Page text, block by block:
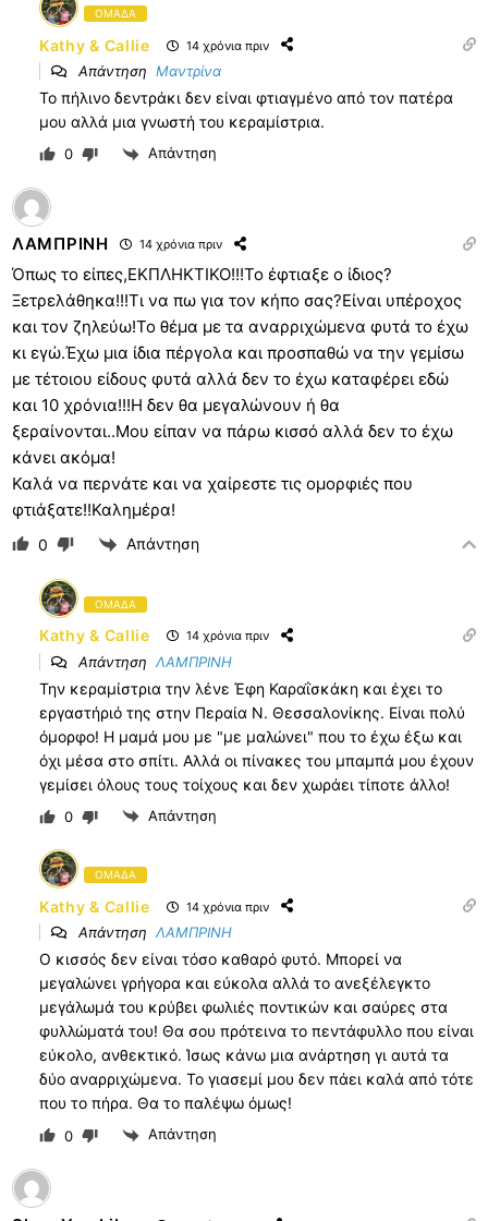
ΟΜΑΔΑ
Kathy & Callie 14 χρόνια πριν
Απάντηση Μαντρίνα
Το πήλινο δεντράκι δεν είναι φτιαγμένο από τον πατέρα
μου αλλά μια γνωστή του κεραμίστρια.
0 Απάντηση
ΛΑΜΠΡΙΝΗ 14 χρόνια πριν
Όπως το είπες,ΕΚΠΛΗΚΤΙΚΟ!!!Το έφτιαξε ο ίδιος?
Ξετρελάθηκα!!!Τι να πω για τον κήπο σας?Είναι υπέροχος
και τον ζηλεύω!Το θέμα με τα αναρριχώμενα φυτά το έχω
κι εγώ.Έχω μια ίδια πέργολα και προσπαθώ να την γεμίσω
με τέτοιου είδους φυτά αλλά δεν το έχω καταφέρει εδώ
και 10 χρόνια!!!Η δεν θα μεγαλώνουν ή θα
ξεραίνονται..Μου είπαν να πάρω κισσό αλλά δεν το έχω
κάνει ακόμα!
Καλά να περνάτε και να χαίρεστε τις ομορφιές που
φτιάξατε!!Καλημέρα!
0 Απάντηση
ΟΜΑΔΑ
Kathy & Callie 14 χρόνια πριν
Απάντηση ΛΑΜΠΡΙΝΗ
Την κεραμίστρια την λένε Έφη Καραΐσκάκη και έχει το
εργαστήριό της στην Περαία Ν. Θεσσαλονίκης. Είναι πολύ
όμορφο! Η μαμά μου με "με μαλώνει" που το έχω έξω και
όχι μέσα στο σπίτι. Αλλά οι πίνακες του μπαμπά μου έχουν
γεμίσει όλους τους τοίχους και δεν χωράει τίποτε άλλο!
0 Απάντηση
ΟΜΑΔΑ
Kathy & Callie 14 χρόνια πριν
Απάντηση ΛΑΜΠΡΙΝΗ
Ο κισσός δεν είναι τόσο καθαρό φυτό. Μπορεί να
μεγαλώνει γρήγορα και εύκολα αλλά το ανεξέλεγκτο
μεγάλωμά του κρύβει φωλιές ποντικών και σαύρες στα
φυλλώματά του! Θα σου πρότεινα το πεντάφυλλο που είναι
εύκολο, ανθεκτικό. Ίσως κάνω μια ανάρτηση γι αυτά τα
δύο αναρριχώμενα. Το γιασεμί μου δεν πάει καλά από τότε
που το πήρα. Θα το παλέψω όμως!
0 Απάντηση